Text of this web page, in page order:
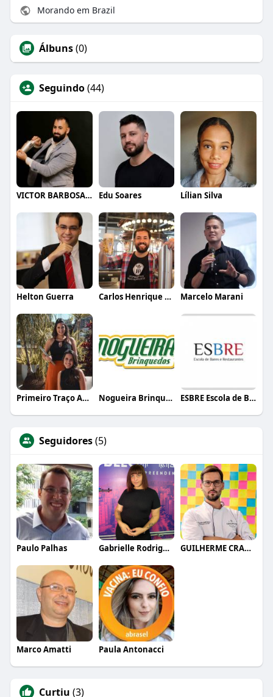
Morando em Brazil
Álbuns(0)
Seguindo(44)
VICTOR BARBOSA QUARANTA Edu Soares Lílian Silva
Helton Guerra Carlos Henrique de Faria Vasconcelos Marcelo Marani
Primeiro Traço Arquitetura Nogueira Brinquedos ESBRE Escola de Bares e Restaurantes
Seguidores(5)
Paulo Palhas Gabrielle Rodrigues GUILHERME CRAMER BALLE
Marco Amatti Paula Antonacci
Curtiu (3)